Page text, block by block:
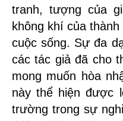
tranh, tượng của
không khí của
cuộc sống. Sự đa
các tác giả đã cho
mong muốn hòa
này thể hiện được
trường trong sự